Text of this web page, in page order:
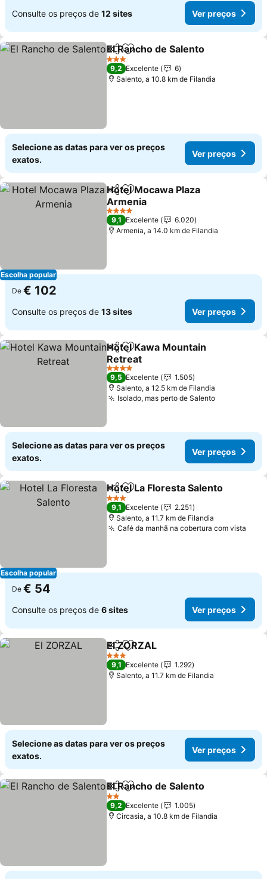
Consulte os preços de 12 sites Ver preços
PartilharAdicionar aos favoritos
El Rancho de Salento
3 Estrelas
9,2 Excelente
6
Salento, a 10.8 km de Filandia
Selecione as datas para ver os preços
exatos.
Ver preços
Escolha popular
PartilharAdicionar aos favoritos
Hotel Mocawa Plaza
Armenia
4 Estrelas
9,1 Excelente
6.020
Armenia, a 14.0 km de Filandia
De € 102
Consulte os preços de 13 sites Ver preços
PartilharAdicionar aos favoritos
Hotel Kawa Mountain
Retreat
4 Estrelas
9,5 Excelente
1.505
Salento, a 12.5 km de Filandia
Isolado, mas perto de Salento
Selecione as datas para ver os preços
exatos.
Ver preços
Escolha popular
PartilharAdicionar aos favoritos
Hotel La Floresta Salento
3 Estrelas
9,1 Excelente
2.251
Salento, a 11.7 km de Filandia
Café da manhã na cobertura com vista
De € 54
Consulte os preços de 6 sites Ver preços
PartilharAdicionar aos favoritos
El ZORZAL
3 Estrelas
9,1 Excelente
1.292
Salento, a 11.7 km de Filandia
Selecione as datas para ver os preços
exatos.
Ver preços
PartilharAdicionar aos favoritos
El Rancho de Salento
2 Estrelas
9,2 Excelente
1.005
Circasia, a 10.8 km de Filandia